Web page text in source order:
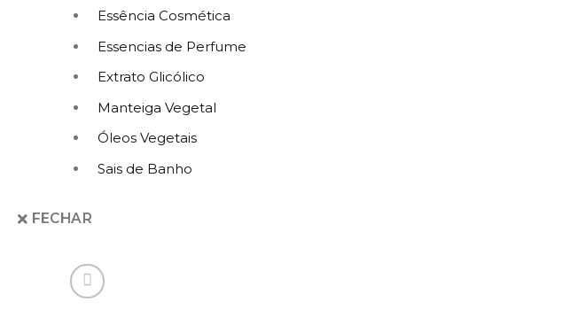
Essência Cosmética
Essencias de Perfume
Extrato Glicólico
Manteiga Vegetal
Óleos Vegetais
Sais de Banho
FECHAR